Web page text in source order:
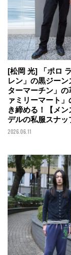
[松岡 光] 「ポロ
レン」の黒ジーン
ターマーチン」の
ァミリーマート」
き締める！【メ
デルの私服スナッ
2026.06.11